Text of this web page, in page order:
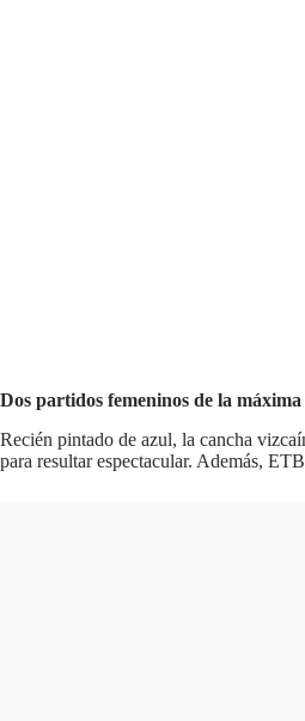
Dos partidos femeninos de la
Recién pintado de azul, la cancha
para resultar espectacular. Además,